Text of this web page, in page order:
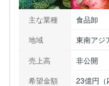
主な業種
食品卸
地域
東南アジ
売上高
非公開
希望金額
23億円（